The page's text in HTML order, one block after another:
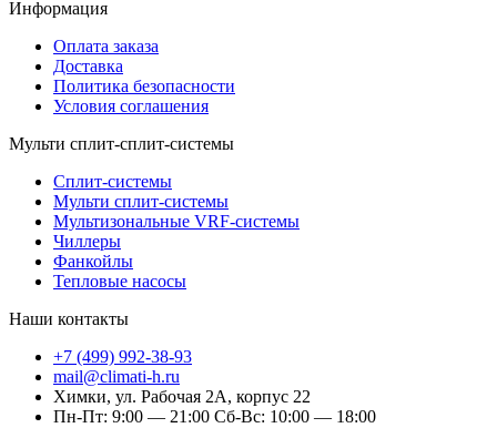
Информация
Оплата заказа
Доставка
Политика безопасности
Условия соглашения
Мульти сплит-сплит-системы
Сплит-системы
Мульти сплит-системы
Мультизональные VRF-системы
Чиллеры
Фанкойлы
Тепловые насосы
Наши контакты
+7 (499) 992-38-93
mail@climati-h.ru
Химки, ул. Рабочая 2А, корпус 22
Пн-Пт: 9:00 — 21:00 Сб-Вс: 10:00 — 18:00